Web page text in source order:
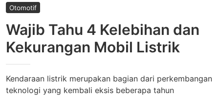
Otomotif
Wajib Tahu 4 Kelebihan dan
Kekurangan Mobil Listrik
Kendaraan listrik merupakan bagian dari perkembangan
teknologi yang kembali eksis beberapa tahun